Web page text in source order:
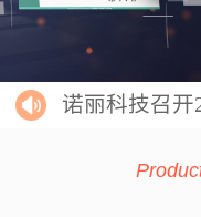
诺丽科技召开